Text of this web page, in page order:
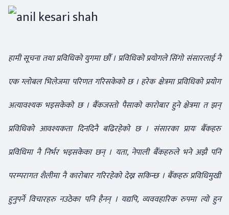
हामी सूचना तथा प्रविधिको युगमा छौँ । प्रविधिको प्रयोगले सिंगो संसारलाई नै
एक ग्लोबल भिलेजमा परिणत गरिसकेको छ । हरेक क्षेत्रमा प्रविधिको प्रयोग
अत्यावश्यक भइसकेको छ । बैँकजस्तो पैसाको कारोबार हुने क्षेत्रमा त झन्
प्रविधिको आवश्यकता दिनदिनै बढिरहेको छ । संसारका प्रायः बैँकहरु
प्रविधिमा नै निर्भर भइसकेका छन् । यता, नेपाली बैँकहरुले भने अझै पनि
परम्परागत शैलीमा नै कारोबार गरिरहेको देख्न सकिन्छ । बैँकहरु प्रविधिमुखी
हुनुपर्ने विचारहरु नउठेका पनि हैनन् । यद्यपि, व्यववहारिक रुपमा त्यो हुन